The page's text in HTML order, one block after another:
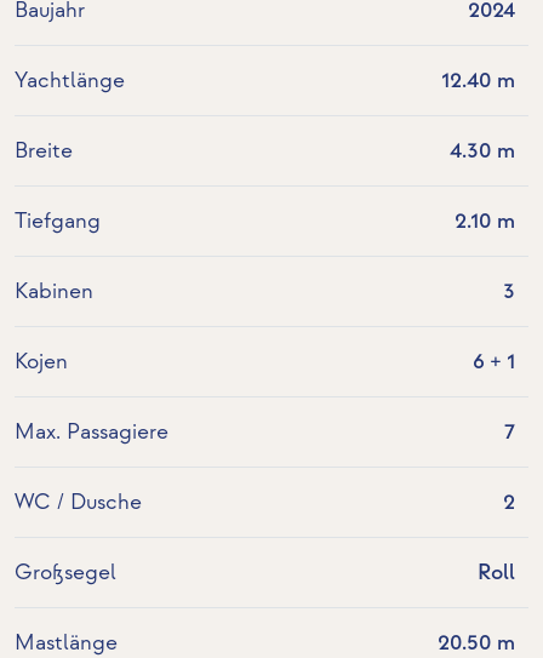
Baujahr 2024
Yachtlänge 12.40 m
Breite 4.30 m
Tiefgang 2.10 m
Kabinen 3
Kojen 6 + 1
Max. Passagiere 7
WC / Dusche 2
Großsegel Roll
Mastlänge 20.50 m